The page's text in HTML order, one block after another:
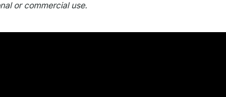
or commercial use.